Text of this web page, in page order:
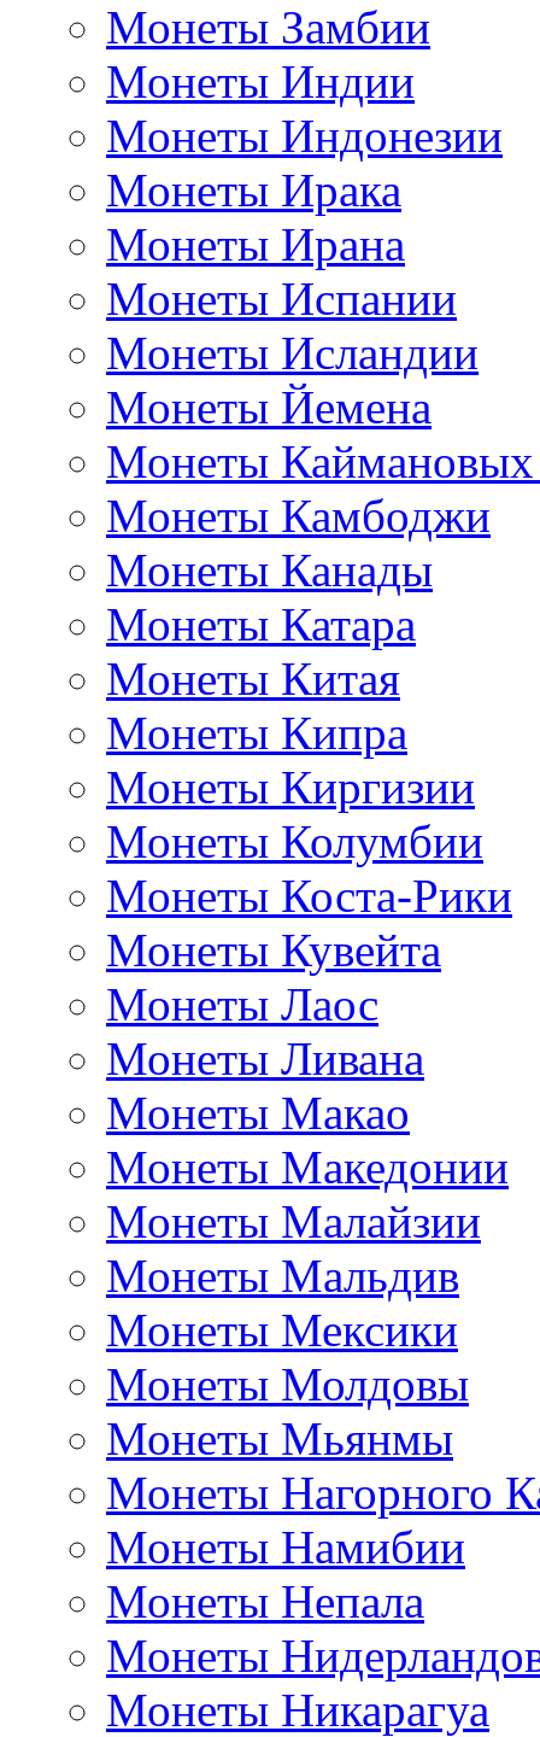
Монеты Замбии
Монеты Индии
Монеты Индонезии
Монеты Ирака
Монеты Ирана
Монеты Испании
Монеты Исландии
Монеты Йемена
Монеты Каймановых
Монеты Камбоджи
Монеты Канады
Монеты Катара
Монеты Китая
Монеты Кипра
Монеты Киргизии
Монеты Колумбии
Монеты Коста-Рики
Монеты Кувейта
Монеты Лаос
Монеты Ливана
Монеты Макао
Монеты Македонии
Монеты Малайзии
Монеты Мальдив
Монеты Мексики
Монеты Молдовы
Монеты Мьянмы
Монеты Нагорного
Монеты Намибии
Монеты Непала
Монеты
Монеты Никарагуа